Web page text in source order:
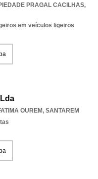
PRAGAL CACILHAS,
em veículos ligeiros
OUREM, SANTAREM